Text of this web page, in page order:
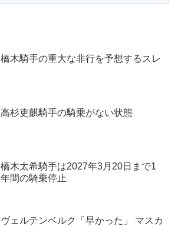
橋木騎手の重大な非行を予想するスレ
高杉吏麒騎手の騎乗がない状態
橋木太希騎手は2027年3月20日まで1
年間の騎乗停止
ヴェルテンベルク「早かった」 マスカ